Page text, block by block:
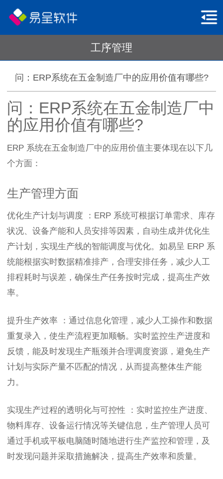
工序管理
问：ERP系统在五金制造厂中的应用价值有哪些?
问：ERP系统在五金制造厂中
的应用价值有哪些?
ERP 系统在五金制造厂中的应用价值主要体现在以下几
个方面：
生产管理方面
优化生产计划与调度 ：ERP 系统可根据订单需求、库存
状况、设备产能和人员安排等因素，自动生成并优化生
产计划，实现生产线的智能调度与优化。如易呈 ERP 系
统能根据实时数据精准排产，合理安排任务，减少人工
排程耗时与误差，确保生产任务按时完成，提高生产效
率。
提升生产效率 ：通过信息化管理，减少人工操作和数据
重复录入，使生产流程更加顺畅。实时监控生产进度和
反馈，能及时发现生产瓶颈并合理调度资源，避免生产
计划与实际产量不匹配的情况，从而提高整体生产能
力。
实现生产过程的透明化与可控性 ：实时监控生产进度、
物料库存、设备运行情况等关键信息，生产管理人员可
通过手机或平板电脑随时随地进行生产监控和管理，及
时发现问题并采取措施解决，提高生产效率和质量。